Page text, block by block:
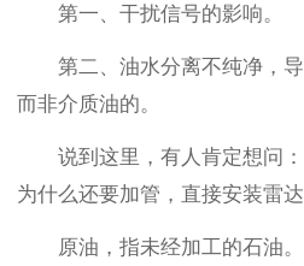
第一、干扰信号的影响。
第二、油水分离不纯净，
而非介质油的。
说到这里，有人肯定想问
为什么还要加管，直接安装雷
原油，指未经加工的石油